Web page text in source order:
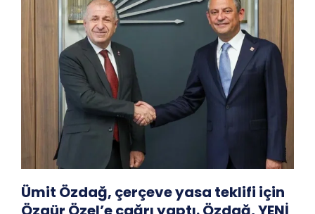
Ümit Özdağ, çerçeve yasa teklifi için